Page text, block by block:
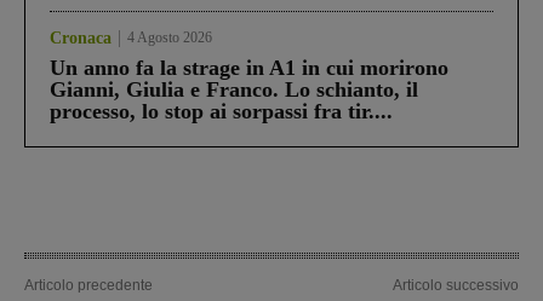
Cronaca 4 Agosto 2026
Un anno fa la strage in A1 in cui morirono
Gianni, Giulia e Franco. Lo schianto, il
processo, lo stop ai sorpassi fra tir....
Articolo precedente
Articolo successivo